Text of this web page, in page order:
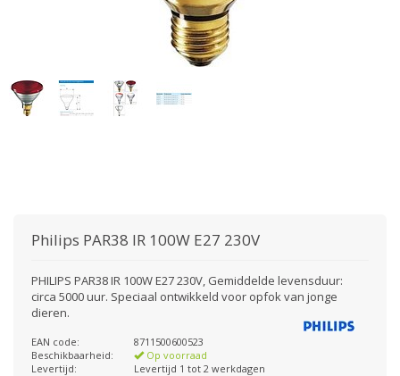
Philips PAR38 IR 100W E27 230V
PHILIPS PAR38 IR 100W E27 230V, Gemiddelde levensduur:
circa 5000 uur. Speciaal ontwikkeld voor opfok van jonge
dieren.
EAN code:
8711500600523
Beschikbaarheid:
Op voorraad
Levertijd:
Levertijd 1 tot 2 werkdagen